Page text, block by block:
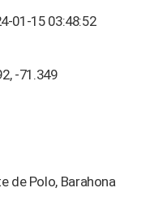
01-15 03:48:52
-71.349
de Polo, Barahona